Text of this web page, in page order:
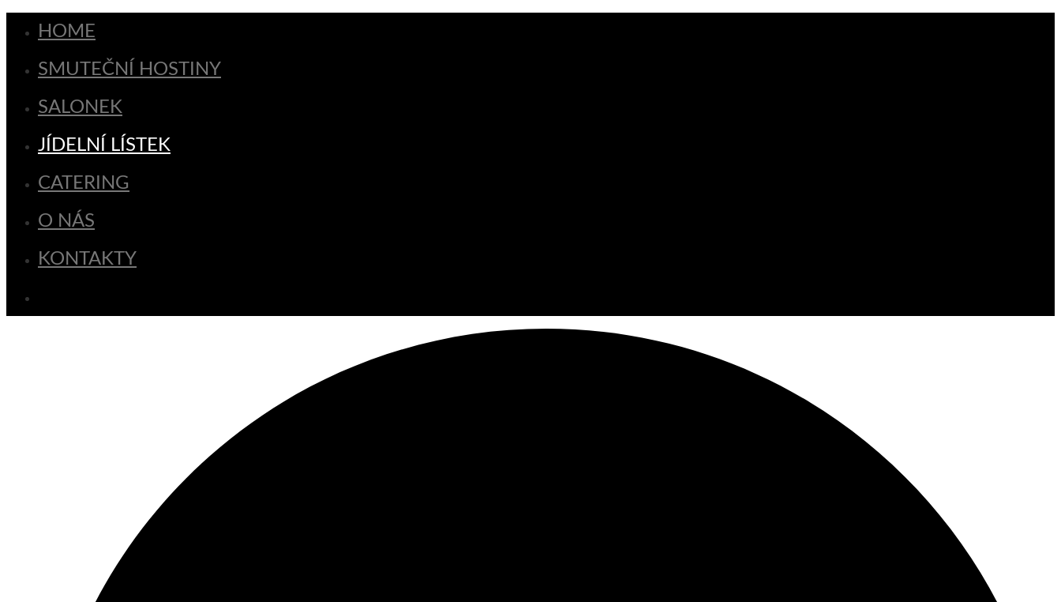
HOME
SMUTEČNÍ HOSTINY
SALONEK
JÍDELNÍ LÍSTEK
CATERING
O NÁS
KONTAKTY